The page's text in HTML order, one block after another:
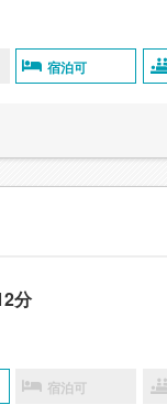
宿泊可
分
宿泊可